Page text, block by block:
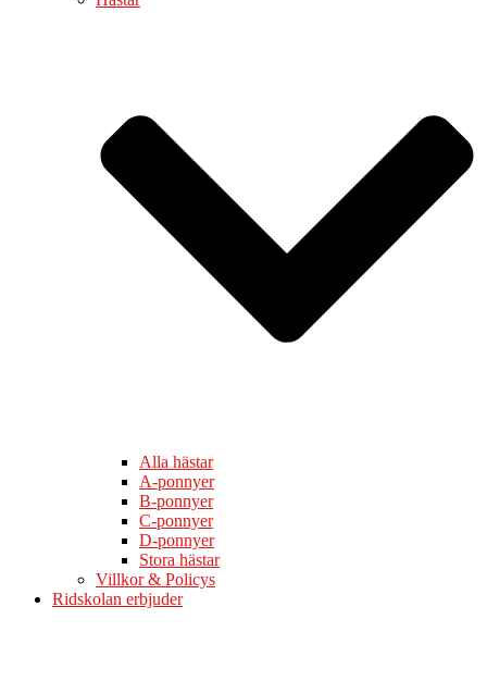
Alla hästar
A-ponnyer
B-ponnyer
C-ponnyer
D-ponnyer
Stora hästar
Villkor & Policys
Ridskolan erbjuder